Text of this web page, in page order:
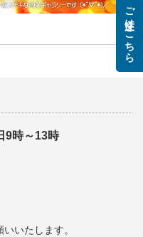
9時～13時
いたします。
ご注文はこちら